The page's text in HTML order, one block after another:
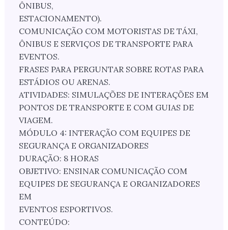
ÔNIBUS,
ESTACIONAMENTO).
COMUNICAÇÃO COM MOTORISTAS DE TÁXI,
ÔNIBUS E SERVIÇOS DE TRANSPORTE PARA
EVENTOS.
FRASES PARA PERGUNTAR SOBRE ROTAS PARA
ESTÁDIOS OU ARENAS.
ATIVIDADES: SIMULAÇÕES DE INTERAÇÕES EM
PONTOS DE TRANSPORTE E COM GUIAS DE
VIAGEM.
MÓDULO 4: INTERAÇÃO COM EQUIPES DE
SEGURANÇA E ORGANIZADORES
DURAÇÃO: 8 HORAS
OBJETIVO: ENSINAR COMUNICAÇÃO COM
EQUIPES DE SEGURANÇA E ORGANIZADORES
EM
EVENTOS ESPORTIVOS.
CONTEÚDO: